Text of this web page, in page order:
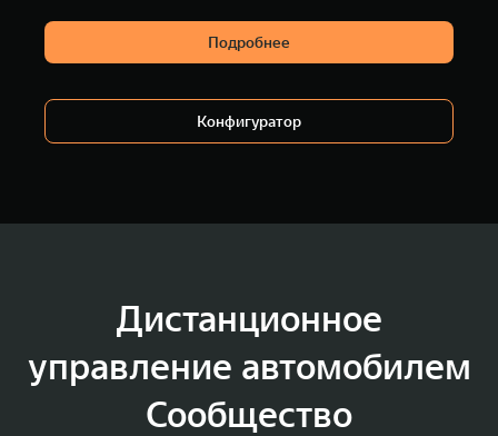
Подробнее
Конфигуратор
Дистанционное
управление автомобилем
Сообщество